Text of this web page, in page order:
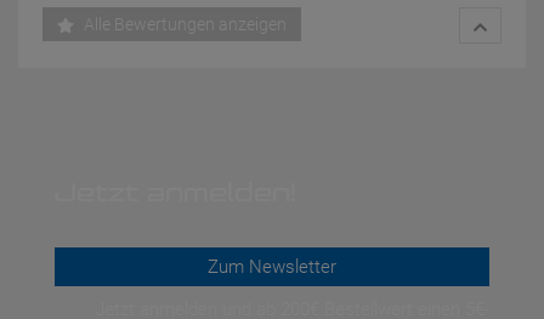
Alle Bewertungen anzeigen
Zum Newsletter